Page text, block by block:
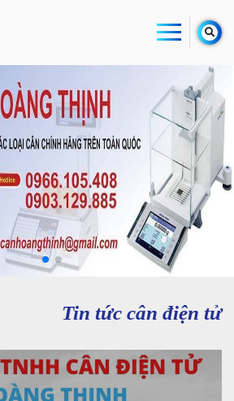
Tin tức cân điện tử